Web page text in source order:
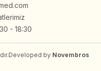
- 18:30
Developed by Novembros